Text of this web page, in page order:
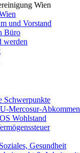
Wien
und Vorstand
Büro
werden
Schwerpunkte
Mercosur-Abkommen
Wohlstand
Gesundheit